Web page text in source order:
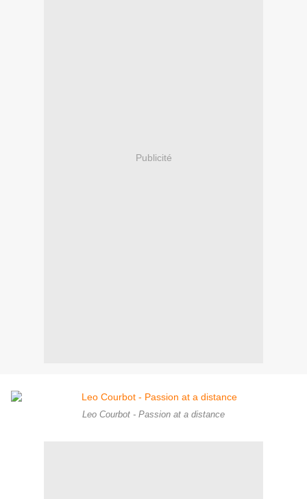
Publicité
Leo Courbot - Passion at a distance